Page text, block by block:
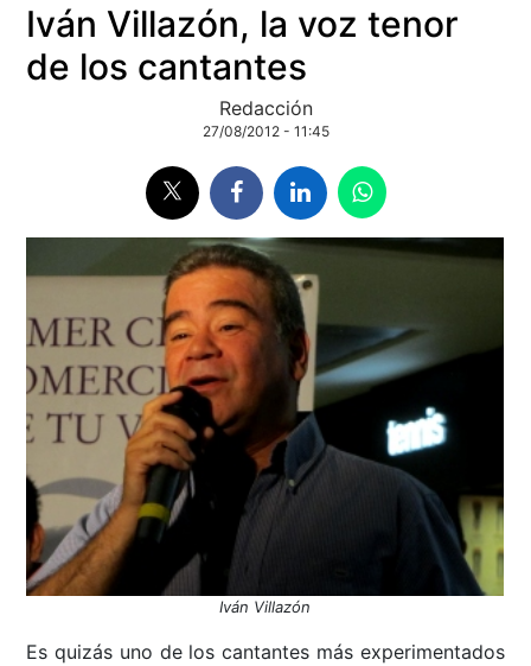
Iván Villazón, la voz tenor
de los cantantes
Redacción
27/08/2012 - 11:45
Iván Villazón
Es quizás uno de los cantantes más experimentados